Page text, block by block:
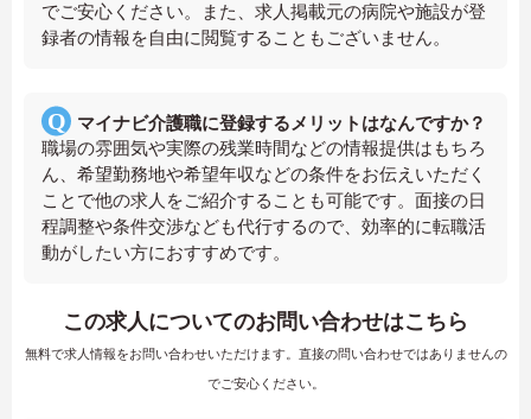
でご安心ください。また、求人掲載元の病院や施設が登
録者の情報を自由に閲覧することもございません。
マイナビ介護職に登録するメリットはなんですか？
職場の雰囲気や実際の残業時間などの情報提供はもちろ
ん、希望勤務地や希望年収などの条件をお伝えいただく
ことで他の求人をご紹介することも可能です。面接の日
程調整や条件交渉なども代行するので、効率的に転職活
動がしたい方におすすめです。
この求人についてのお問い合わせはこちら
無料で求人情報をお問い合わせいただけます。直接の問い合わせではありませんの
でご安心ください。